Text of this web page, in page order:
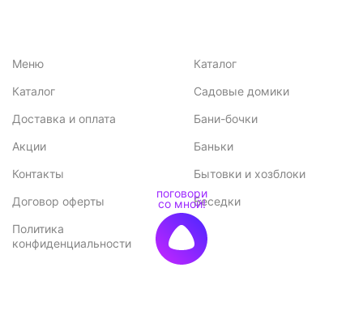
Меню
Каталог
Доставка и оплата
Акции
Контакты
Договор оферты
Политика
конфиденциальности
Каталог
Садовые домики
Бани-бочки
Баньки
Бытовки и хозблоки
Беседки